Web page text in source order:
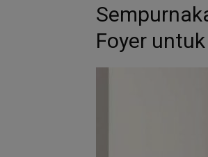
Foyer